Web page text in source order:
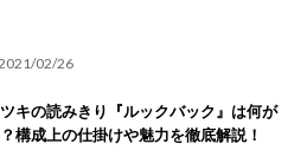
02/26
キの読みきり『ルックバック』は何が
構成上の仕掛けや魅力を徹底解説！